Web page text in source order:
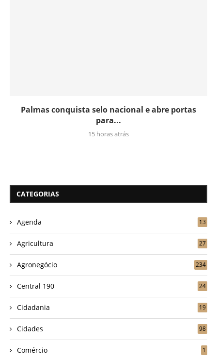
Palmas conquista selo nacional e abre portas
para...
15 horas atrás
CATEGORIAS
Agenda 13
Agricultura 27
Agronegócio 234
Central 190 24
Cidadania 19
Cidades 98
Comércio 1